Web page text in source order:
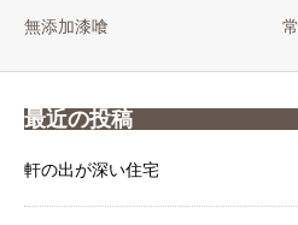
無添加漆喰
最近の投稿
軒の出が深い住宅